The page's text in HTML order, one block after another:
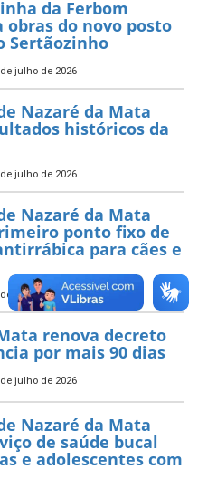
da Ferbom
obras do novo posto
Sertãozinho
julho de 2026
Nazaré da Mata
históricos da
julho de 2026
Nazaré da Mata
ponto fixo de
para cães e
julho de 2026
renova decreto
por mais 90 dias
julho de 2026
Nazaré da Mata
de saúde bucal
e adolescentes com